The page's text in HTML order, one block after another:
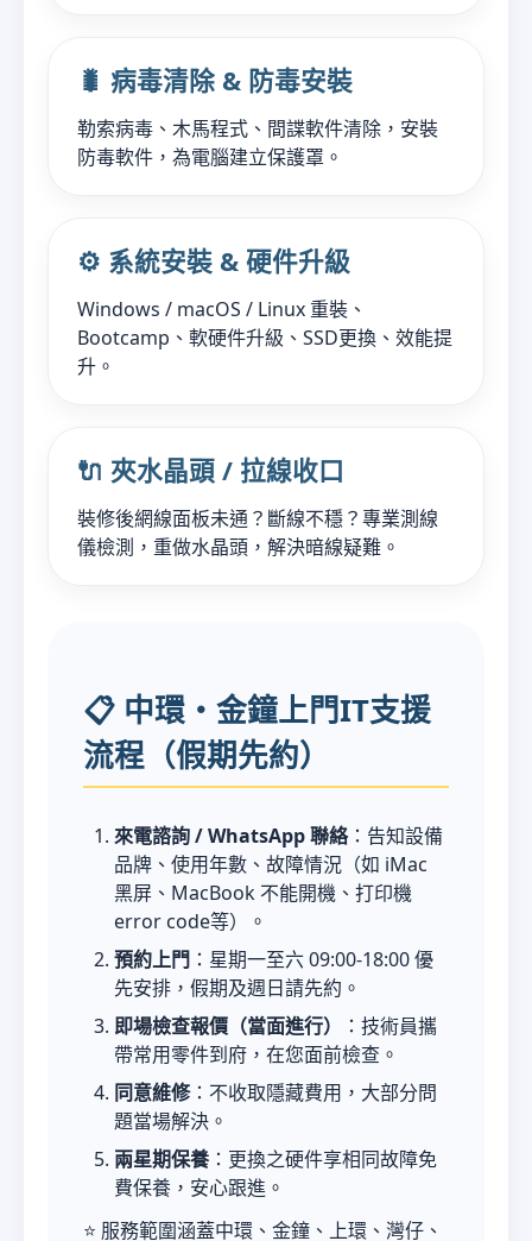
🐛 病毒清除 & 防毒安裝
勒索病毒、木馬程式、間諜軟件清除，安裝
防毒軟件，為電腦建立保護罩。
⚙️ 系統安裝 & 硬件升級
Windows / macOS / Linux 重裝、
Bootcamp、軟硬件升級、SSD更換、效能提
升。
🔌 夾水晶頭 / 拉線收口
裝修後網線面板未通？斷線不穩？專業測線
儀檢測，重做水晶頭，解決暗線疑難。
📋 中環・金鐘上門IT支援
流程（假期先約）
來電諮詢 / WhatsApp 聯絡：告知設備
品牌、使用年數、故障情況（如 iMac
黑屏、MacBook 不能開機、打印機
error code等）。
預約上門 ：星期一至六 09:00-18:00 優
先安排，假期及週日請先約。
即場檢查報價（當面進行）
：技術員攜
帶常用零件到府，在您面前檢查。
同意維修：不收取隱藏費用，大部分問
題當場解決。
兩星期保養：更換之硬件享相同故障免
費保養，安心跟進。
⭐ 服務範圍涵蓋中環、金鐘、上環、灣仔、